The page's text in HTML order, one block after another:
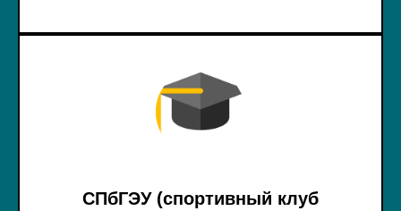
СПбГЭУ (спортивный клуб